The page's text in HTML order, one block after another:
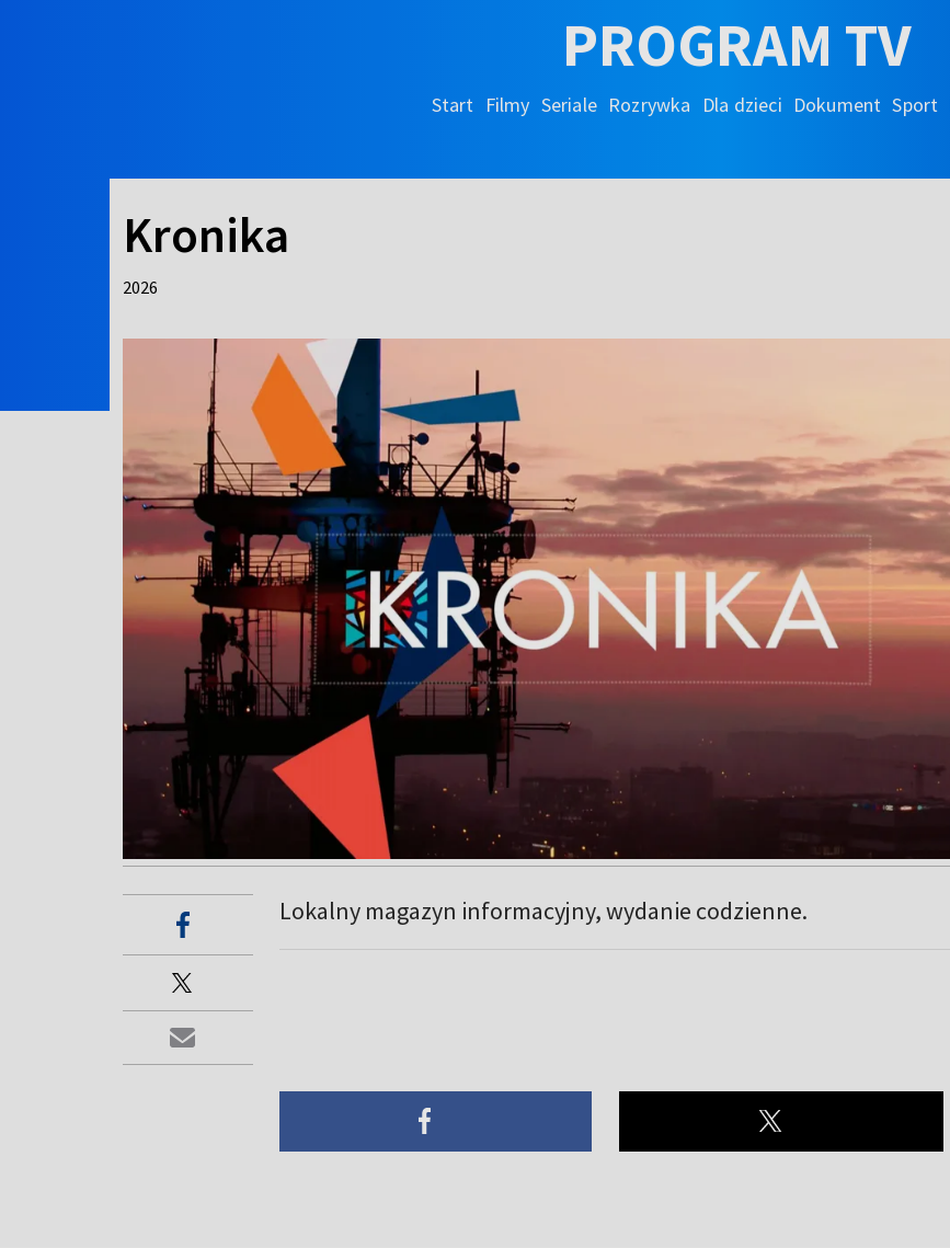
PROGRAM TV
Start Filmy Seriale Rozrywka Dla dzieci Dokument Sport
Kronika
2026
Lokalny magazyn informacyjny, wydanie codzienne.